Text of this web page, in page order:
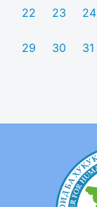
22 23 24
29 30 31